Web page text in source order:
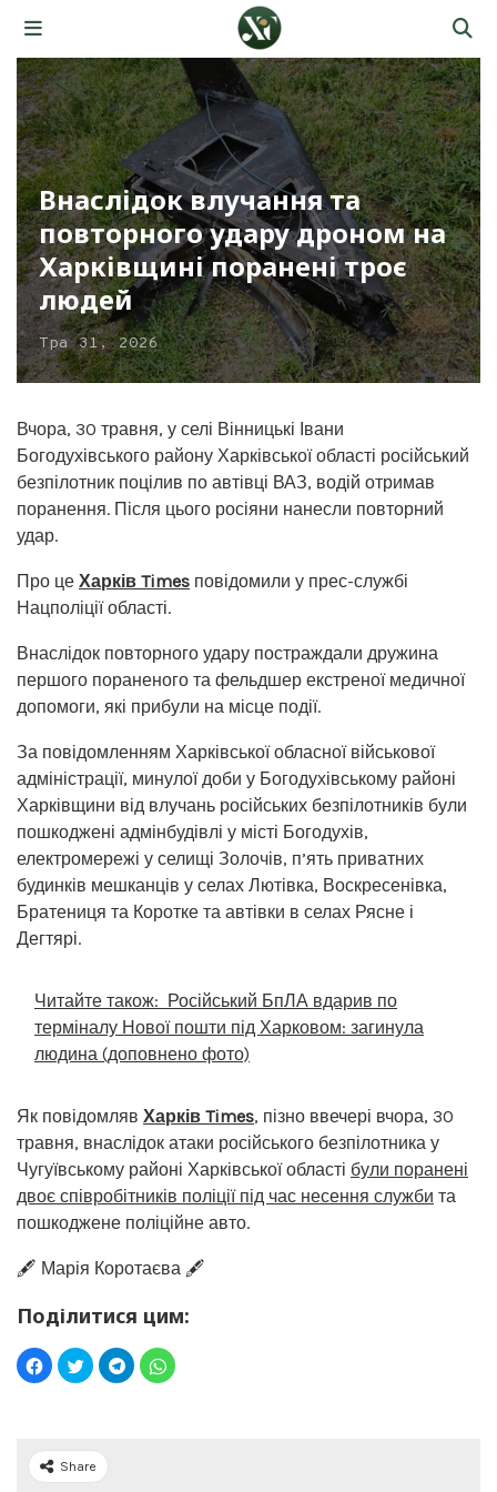
Внаслідок влучання та
повторного удару дроном на
Харківщині поранені троє
людей
Тра 31, 2026
Вчора, 30 травня, у селі Вінницькі Івани
Богодухівського району Харківської області російський
безпілотник поцілив по автівці ВАЗ, водій отримав
поранення. Після цього росіяни нанесли повторний
удар.
Про це Харків Times повідомили у прес-службі
Нацполіції області.
Внаслідок повторного удару постраждали дружина
першого пораненого та фельдшер екстреної медичної
допомоги, які прибули на місце події.
За повідомленням Харківської обласної військової
адміністрації, минулої доби у Богодухівському районі
Харківщини від влучань російських безпілотників були
пошкоджені адмінбудівлі у місті Богодухів,
електромережі у селищі Золочів, п’ять приватних
будинків мешканців у селах Лютівка, Воскресенівка,
Братениця та Коротке та автівки в селах Рясне і
Дегтярі.
Читайте також: Російський БпЛА вдарив по
терміналу Нової пошти під Харковом: загинула
людина (доповнено фото)
Як повідомляв Харків Times, пізно ввечері вчора, 30
травня, внаслідок атаки російського безпілотника у
Чугуївському районі Харківської області були поранені
двоє співробітників поліції під час несення служби та
пошкоджене поліційне авто.
🖋️ Марія Коротаєва 🖋️
Поділитися цим:
Share